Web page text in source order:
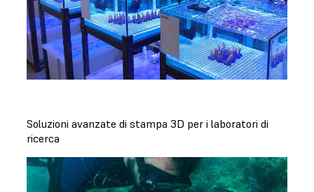
Soluzioni avanzate di stampa 3D per i laboratori di
ricerca